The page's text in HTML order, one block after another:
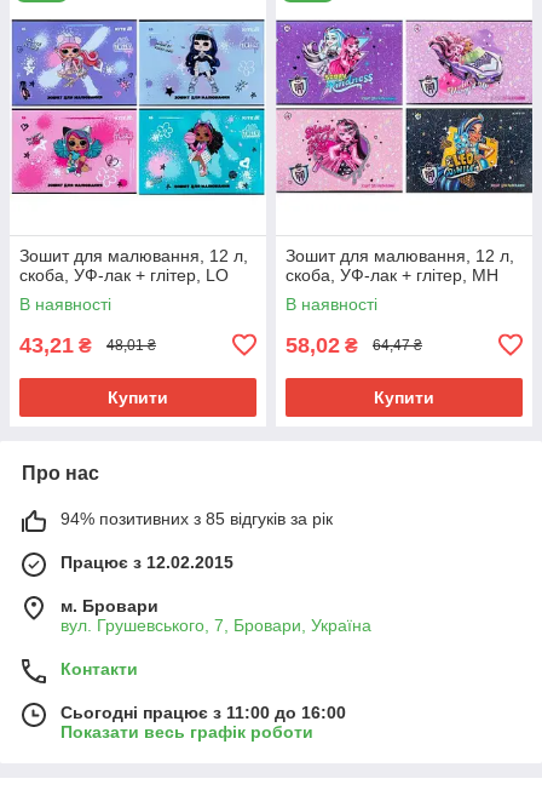
Зошит для малювання, 12 л,
скоба, УФ-лак + глітер, LO
В наявності
43,21 ₴ 48,01 ₴
Купити
Зошит для малювання, 12 л,
скоба, УФ-лак + глітер, MH
В наявності
58,02 ₴ 64,47 ₴
Купити
Про нас
94% позитивних з 85 відгуків за рік
Працює з 12.02.2015
м. Бровари
вул. Грушевського, 7, Бровари, Україна
Контакти
Сьогодні працює з 11:00 до 16:00
Показати весь графік роботи